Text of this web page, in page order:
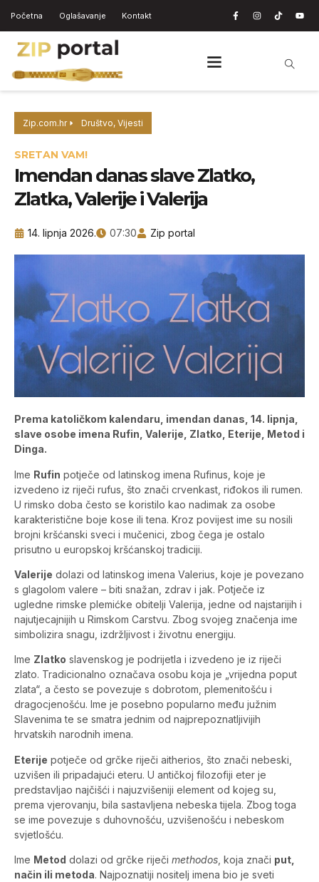
Početna Oglašavanje Kontakt
Zip.com.hr Društvo, Vijesti
SRETAN VAM!
Imendan danas slave Zlatko,
Zlatka, Valerije i Valerija
14. lipnja 2026. 07:30 Zip portal
Prema katoličkom kalendaru, imendan danas, 14. lipnja,
slave osobe imena Rufin, Valerije, Zlatko, Eterije, Metod i
Dinga.
Ime Rufin potječe od latinskog imena Rufinus, koje je
izvedeno iz riječi rufus, što znači crvenkast, riđokos ili rumen.
U rimsko doba često se koristilo kao nadimak za osobe
karakteristične boje kose ili tena. Kroz povijest ime su nosili
brojni kršćanski sveci i mučenici, zbog čega je ostalo
prisutno u europskoj kršćanskoj tradiciji.
Valerije dolazi od latinskog imena Valerius, koje je povezano
s glagolom valere – biti snažan, zdrav i jak. Potječe iz
ugledne rimske plemićke obitelji Valerija, jedne od najstarijih i
najutjecajnijih u Rimskom Carstvu. Zbog svojeg značenja ime
simbolizira snagu, izdržljivost i životnu energiju.
Ime Zlatko slavenskog je podrijetla i izvedeno je iz riječi
zlato. Tradicionalno označava osobu koja je „vrijedna poput
zlata“, a često se povezuje s dobrotom, plemenitošću i
dragocjenošću. Ime je posebno popularno među južnim
Slavenima te se smatra jednim od najprepoznatljivijih
hrvatskih narodnih imena.
Eterije potječe od grčke riječi aitherios, što znači nebeski,
uzvišen ili pripadajući eteru. U antičkoj filozofiji eter je
predstavljao najčišći i najuzvišeniji element od kojeg su,
prema vjerovanju, bila sastavljena nebeska tijela. Zbog toga
se ime povezuje s duhovnošću, uzvišenošću i nebeskom
svjetlošću.
Ime Metod dolazi od grčke riječi methodos , koja znači put,
način ili metoda. Najpoznatiji nositelj imena bio je sveti